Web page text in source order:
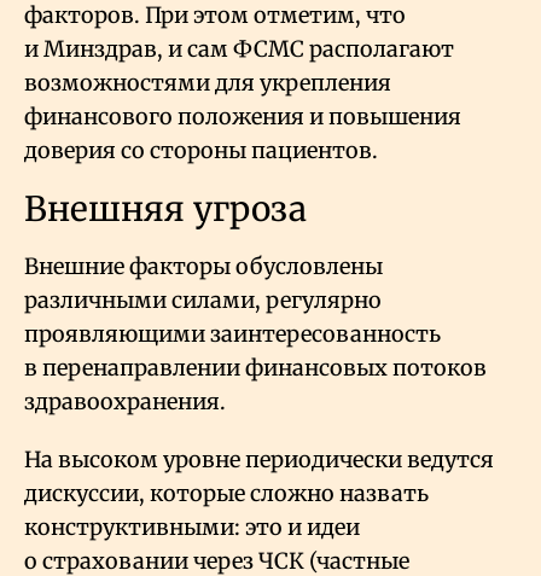
факторов. При этом отметим, что
и Минздрав, и сам ФСМС располагают
возможностями для укрепления
финансового положения и повышения
доверия со стороны пациентов.
Внешняя угроза
Внешние факторы обусловлены
различными силами, регулярно
проявляющими заинтересованность
в перенаправлении финансовых потоков
здравоохранения.
На высоком уровне периодически ведутся
дискуссии, которые сложно назвать
конструктивными: это и идеи
о страховании через ЧСК (частные